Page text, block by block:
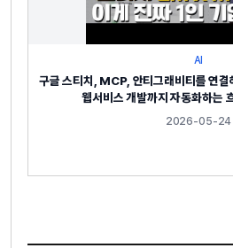
AI
구글 스티치, MCP, 안티그래비티를 연
웹서비스 개발까지 자동화하는
2026-05-24